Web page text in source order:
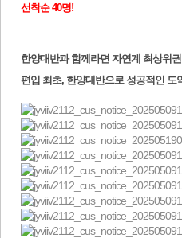
선착순 40명!
한양대반과 함께라면 자연계 최상위
편입 최초, 한양대반으로 성공적인 도